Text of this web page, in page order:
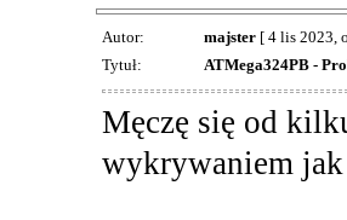
Autor: majster[ 4 lis 2023,
Tytuł:
ATMega324PB -
Męczę się od
wykrywaniem